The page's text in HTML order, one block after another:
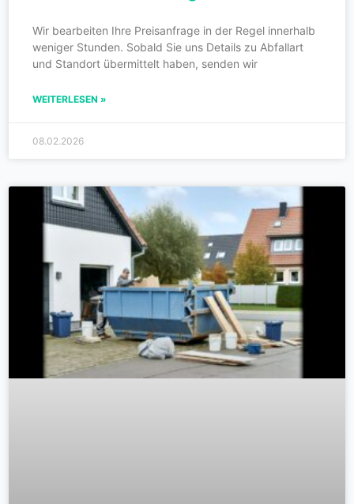
Wir bearbeiten Ihre Preisanfrage in der Regel innerhalb
weniger Stunden. Sobald Sie uns Details zu Abfallart
und Standort übermittelt haben, senden wir
WEITERLESEN »
08.02.2026